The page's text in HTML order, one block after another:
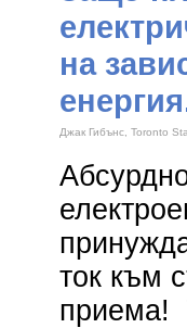
на
Джак Гибънс, Toronto
ток към
приема!